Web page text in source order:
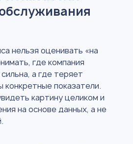
нельзя оценивать «на
где компания
а где теряет
конкретные показатели.
картину целиком и
на основе данных, а не